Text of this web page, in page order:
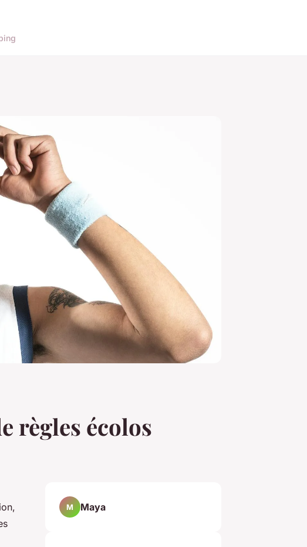
règles écolos
M Maya